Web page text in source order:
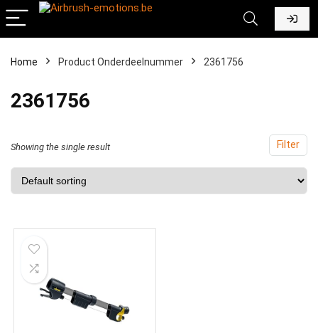
Home Product Onderdeelnummer ‎2361756
‎2361756
Filter
Showing the single result